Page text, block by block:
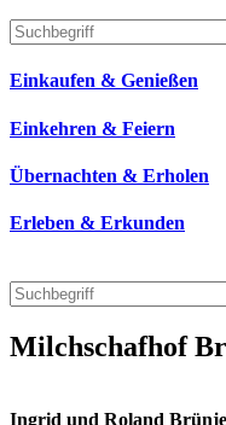
Technisches Feld: Suchfeld
Technisches Feld: Suchbutton
Einkaufen & Genießen
Einkehren & Feiern
Übernachten & Erholen
Erleben & Erkunden
Milchschafhof
Ingrid und Roland